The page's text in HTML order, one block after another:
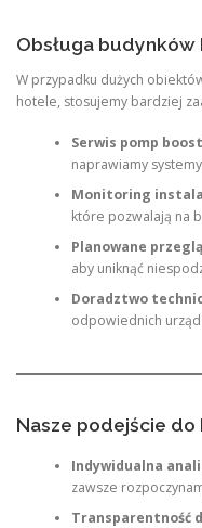
Obsługa
W przypadku dużych
hotele, stosujemy bardziej
Serwis pomp
naprawiamy
Monitoring
które pozwalają na
Planowane
aby uniknąć
Doradztwo
odpowiednich
Nasze podejście do
Indywidualna
zawsze
Transparentność